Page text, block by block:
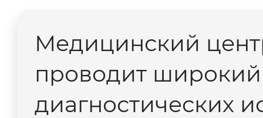
Медицинский
проводит широкий
диагностических